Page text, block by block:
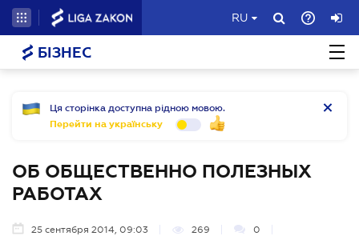
RU
БІЗНЕС
Ця сторінка доступна рідною мовою.
Перейти на українську
ОБ ОБЩЕСТВЕННО ПОЛЕЗНЫХ
РАБОТАХ
25 сентября 2014, 09:03 269 0